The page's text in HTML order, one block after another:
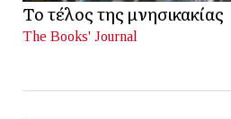
Το τέλος της μνησικακίας
The Books' Journal